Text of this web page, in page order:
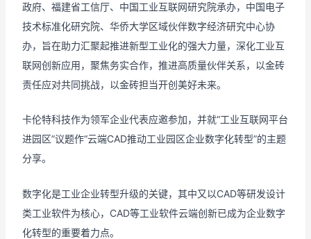
政府、福建省工信厅、中国工业互联网研究院承办，中国电子
技术标准化研究院、华侨大学区域伙伴数字经济研究中心协
办，旨在助力汇聚起推进新型工业化的强大力量，深化工业互
联网创新应用，聚焦务实合作，推进高质量伙伴关系，以金砖
责任应对共同挑战，以金砖担当开创美好未来。
卡伦特科技作为领军企业代表应邀参加，并就“工业互联网平台
进园区”议题作“云端CAD推动工业园区企业数字化转型”的主题
分享。
数字化是工业企业转型升级的关键，其中又以CAD等研发设计
类工业软件为核心，CAD等工业软件云端创新已成为企业数字
化转型的重要着力点。